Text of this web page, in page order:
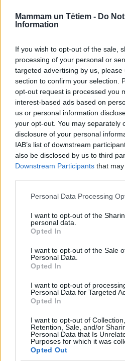
Mammam un Tētiem - Do
Information
If you wish to opt-out of the sale,
processing of your personal or
targeted advertising by us,
section to confirm your selection.
opt-out request is processed you
interest-based ads based on
us or personal information
your opt-out. You may separately
disclosure of your personal
IAB’s list of downstream
also be disclosed by us to third
Downstream Participants that
Personal Data Processing
I want to opt-out of the
personal data.
Opted In
I want to opt-out of the Sale
Personal Data.
Opted In
I want to opt-out of
Personal Data for Targeted
Opted In
I want to opt-out of
Retention, Sale, and/or
Personal Data that Is
Purposes for which it was
Opted Out
vaniļas cukurs
200g saldā krējuma
200g maskarpones siera
150g pūdercukura
+ ievārījums, piemēram,
ar cukuru.
Gatavošana:
Mīklai: mīkstu sviestu
pievieno olas un vaniļu.
Groziņu formiņas
liec mīklu tā, lai vidus
Groziņus liec
gatavus.
Kremam: saputo saldo
beigās tam pievieno
Kad groziņi ir atdzisuši,
ievārījuma un virsū ar
kremu.